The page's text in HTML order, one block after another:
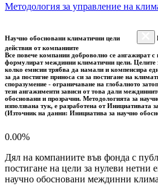
Методология за управление на
Научно обосновани климатични цели
действия от компаниите
Все повече компании доброволно се ангажират с
формулират междинни климатични цели. Целите
колко емисии трябва да намали и компенсира
за да постигне приноса си за постигане на
споразумение - ограничаване на глобалното
тези ангажименти зависи от това дали
обосновани и прозрачни. Методологията за
използвана тук, е разработена от Инициативата
(Източник на данни: Инициатива за научно
0.00%
Дял на компаниите във фонда с
постигане на цели за нулеви нетни
научно обосновани междинни